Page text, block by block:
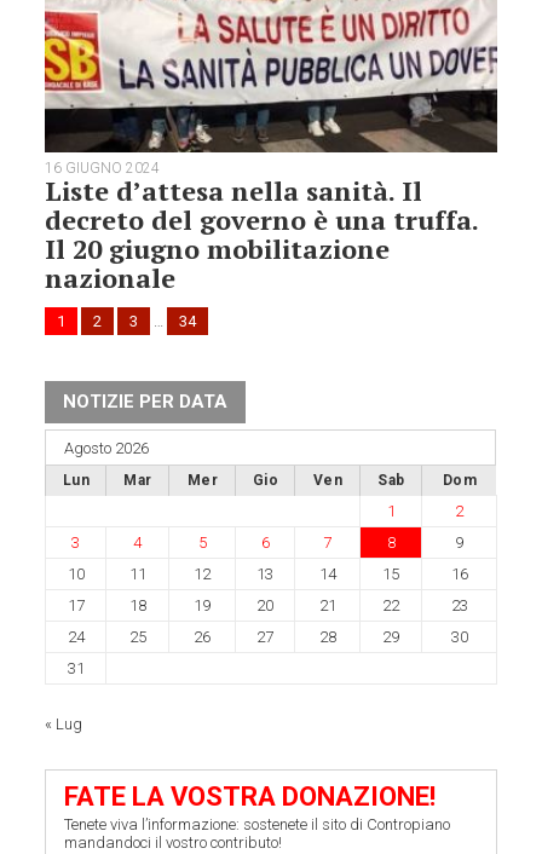
16 GIUGNO 2024
Liste d’attesa nella sanità. Il
decreto del governo è una truffa.
Il 20 giugno mobilitazione
nazionale
1 2 3 … 34
NOTIZIE PER DATA
Agosto 2026
Lun Mar Mer Gio Ven Sab Dom
1
2
3
4 5 6 7 8
9
10
11 12 13 14 15
16
17
18 19 20 21 22
23
24
25 26 27 28 29
30
31
« Lug
FATE LA VOSTRA DONAZIONE!
Tenete viva l’informazione: sostenete il sito di Contropiano
mandandoci il vostro contributo!